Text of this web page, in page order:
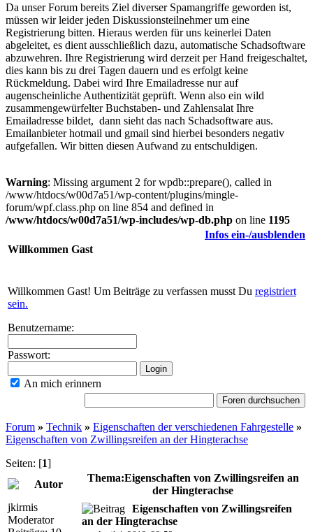
Da unser Forum bereits Ziel diverser Spamangriffe geworden ist,
müssen wir leider jeden Diskussionsteilnehmer um eine
Registrierung bitten. Hieraus werden für uns keinerlei Daten
abgeleitet, es dient ausschließlich dazu, automatische Schadsoftware
abzuwehren. Ihre Registrierung wird derzeit per Hand freigeschaltet,
dies kann bis zu drei Tagen dauern und es erfolgt keine
Rückmeldung. Dabei wird Ihre Emailadresse nur auf
augenscheinliche Authentizität geprüft. Wenn also ein wild
zusammengewürfelter Buchstaben- und Zahlensalat Ihre
Emailadresse bildet, dann sieht das nach Schadsoftware aus.
Emailanbieter hotmail und gmail sind hierbei besonders negativ
aufgefallen. Wir bitten diesen Aufwand zu entschuldigen.
Warning: Missing argument 2 for wpdb::prepare(), called in
/www/htdocs/w00d7a51/wp-content/plugins/mingle-
forum/wpf.class.php on line 854 and defined in
/www/htdocs/w00d7a51/wp-includes/wp-db.php on line 1195
Willkommen Gast
Infos ein-/ausblenden
Willkommen Gast! Um Beiträge zu verfassen musst Du registriert
sein.
Benutzername:
Passwort:
An mich erinnern
Forum » Technik » Eigenschaften der verschiedenen Fahrgestelle »
Eigenschaften von Zwillingsreifen an der Hingterachse
Seiten: [1]
Autor
Thema:Eigenschaften von Zwillingsreifen an
der Hingterachse
jkirmis
Moderator
Eigenschaften von Zwillingsreifen
an der Hingterachse